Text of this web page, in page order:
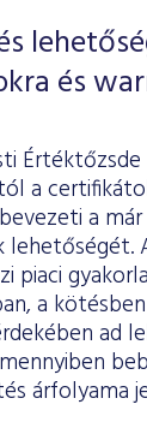
és
Értéktőzsde
a
a
piaci
a
ad
árfolyama